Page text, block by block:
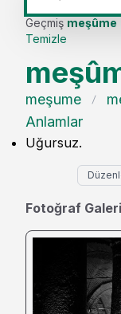
Geçmiş
Temizle
meşûme
meşume
Anlamlar
Uğursuz.
Fotoğraf